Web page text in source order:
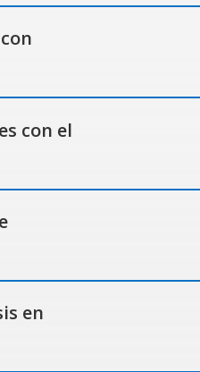
con el
en